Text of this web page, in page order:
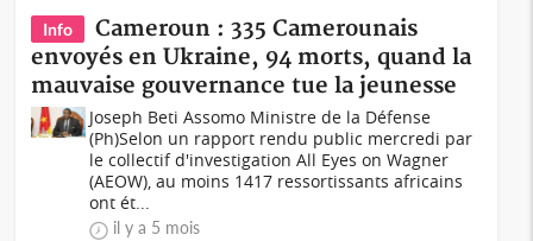
Info
Cameroun : 335 Camerounais
envoyés en Ukraine, 94 morts, quand la
mauvaise gouvernance tue la jeunesse
Joseph Beti Assomo Ministre de la Défense
(Ph)Selon un rapport rendu public mercredi par
le collectif d'investigation All Eyes on Wagner
(AEOW), au moins 1417 ressortissants africains
ont ét...
il y a 5 mois